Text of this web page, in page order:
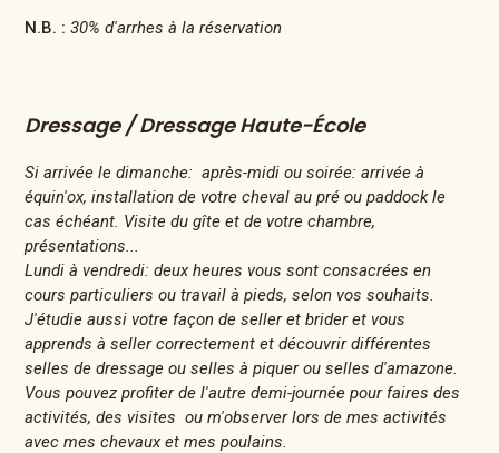
N.B. : 30% d'arrhes à la réservation
Dressage / Dressage Haute-École
Si arrivée le dimanche: après-midi ou soirée: arrivée à
équin'ox, installation de votre cheval au pré ou paddock le
cas échéant. Visite du gîte et de votre chambre,
présentations...
Lundi à vendredi: deux heures vous sont consacrées en
cours particuliers ou travail à pieds, selon vos souhaits.
J'étudie aussi votre façon de seller et brider et vous
apprends à seller correctement et découvrir différentes
selles de dressage ou selles à piquer ou selles d'amazone.
Vous pouvez profiter de l'autre demi-journée pour faires des
activités, des visites ou m'observer lors de mes activités
avec mes chevaux et mes poulains.